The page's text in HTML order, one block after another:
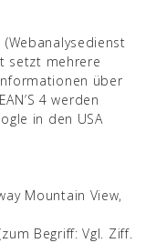
setzt mehrere
über
4 werden
in den USA
Mountain View,
Begriff: Vgl. Ziff.